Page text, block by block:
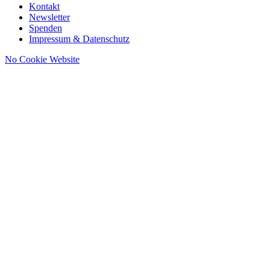
Kontakt
Newsletter
Spenden
Impressum & Datenschutz
No Cookie Website